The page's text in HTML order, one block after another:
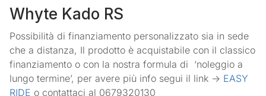
Whyte Kado RS
Possibilità di finanziamento personalizzato sia in sede
che a distanza, Il prodotto è acquistabile con il classico
finanziamento o con la nostra formula di ‘noleggio a
lungo termine’, per avere più info segui il link -> EASY
RIDE o contattaci al 0679320130